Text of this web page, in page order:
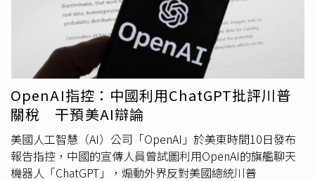
使出自認最厲害的搭訕招數：「妳想看看我的作業嗎？」讓
全場笑翻。黃仁勳當時還向洛麗提出一起讀書的邀約：「只
要每個週末都跟我一起讀書，我保證妳這學期全部拿A。」
並笑說：「結果我每個週末都有約會了。」這段充滿學霸風
格的追愛故事曝光後，也讓觀眾看見這位科技巨擘幽默又浪
漫的一面。黃仁勳更加碼透露，自己身上的招牌經典皮衣，
甚至是所有衣服，全都是老婆幫他買的，自從17歲起遇到妻
子後，他就停止購物了。黃仁勳自幼移民到美國，9歲就開
始掃廁所打工，再到餐廳當洗碗工，即使當時環境艱苦，他
仍依舊堅持「全力以赴」，他向劉在錫分享：「那跟事情重
要程度，或薪資高低沒有關係，重要的是你完成你的工作
OpenAI指控：中國利用ChatGPT批評川普
關稅 干預美AI辯論
美國人工智慧（AI）公司「OpenAI」於美東時間10日發布
報告指控，中國的宣傳人員曾試圖利用OpenAI的旗艦聊天
機器人「ChatGPT」，煽動外界反對美國總統川普